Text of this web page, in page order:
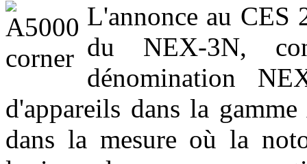
L'annonce au CES
du NEX-3N,
dénomination
d'appareils dans la
dans la mesure où la